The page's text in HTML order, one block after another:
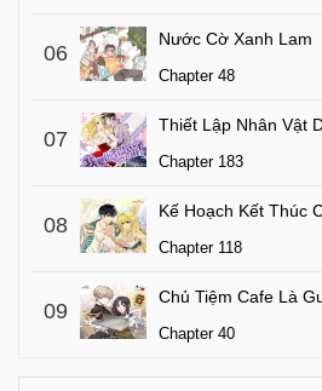
06
Nước Cờ Xanh Lam
Chapter 48
07
Thiết Lập Nhân Vật
Chapter 183
08
Chapter 118
09
Chủ Tiệm Cafe Là
Chapter 40